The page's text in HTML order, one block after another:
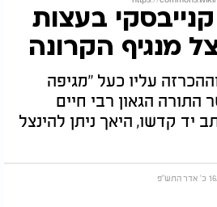
בעצות
מנגיף הקרונה
עליו כעל "מגיפה
התורה הגאון רבי חיים
יד קדשו, היאך ניתן להינצל